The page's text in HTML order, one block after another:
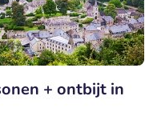
+ ontbijt in